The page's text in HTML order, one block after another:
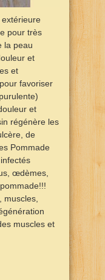
pour très
la peau
et
et
favoriser
et
régénère les
de
Pommade
œdèmes,
muscles et